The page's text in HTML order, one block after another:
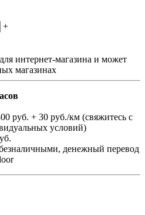
+
интернет-магазина и может
магазинах
руб. + 30 руб./км (свяжитесь с
условий)
денежный перевод